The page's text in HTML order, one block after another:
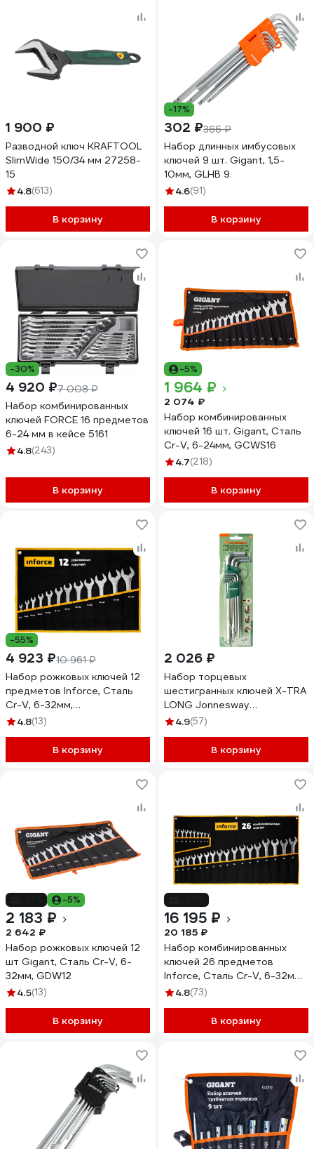
1 900 ₽
Разводной ключ KRAFTOOL
SlimWide 150/34 мм 27258-
15
4.8(613)
В корзину
-17%
302 ₽366 ₽
Набор длинных имбусовых
ключей 9 шт. Gigant, 1,5-
10мм, GLHB 9
4.6(91)
В корзину
-30%
4 920 ₽7 008 ₽
Набор комбинированных
ключей FORCE 16 предметов
6-24 мм в кейсе 5161
4.8(243)
В корзину
-5%
1 964 ₽
2 074 ₽
Набор комбинированных
ключей 16 шт. Gigant, Сталь
Cr-V, 6-24мм, GCWS16
4.7(218)
В корзину
-55%
4 923 ₽10 961 ₽
Набор рожковых ключей 12
предметов Inforce, Сталь
Cr-V, 6-32мм,
профессиональный, 06-05-
4.8(13)
В корзину
2 026 ₽
Набор торцевых
шестигранных ключей X-TRA
LONG Jonnesway
H06SA109S
4.9(57)
В корзину
-5%
2 183 ₽
2 642 ₽
Набор рожковых ключей 12
шт Gigant, Сталь Cr-V, 6-
32мм, GDW12
4.5(13)
В корзину
16 195 ₽
20 185 ₽
Набор комбинированных
ключей 26 предметов
Inforce, Сталь Cr-V, 6-32мм,
06-05-32
4.8(73)
В корзину